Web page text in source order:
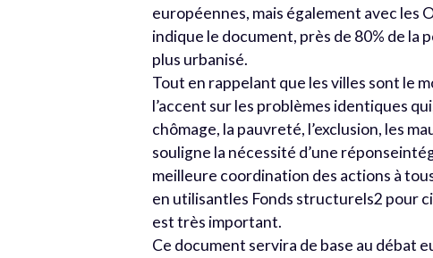
européennes, mais également avec les
indique le document, près de 80% de la
plus urbanisé.
Tout en rappelant que les villes sont le
l’accent sur les problèmes identiques
chômage, la pauvreté, l’exclusion, les
souligne la nécessité d’une
meilleure coordination des actions à
en utilisantles Fonds structurels2 pour
est très important.
Ce document servira de base au débat